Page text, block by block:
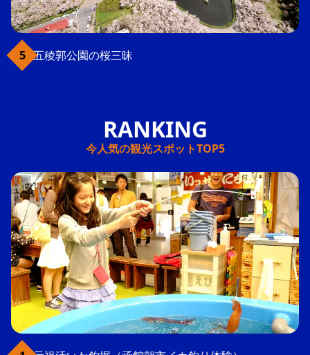
五稜郭公園の桜三昧
今人気の観光スポットTOP5